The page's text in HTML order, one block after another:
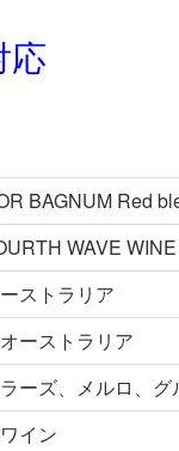
応
BAGNUM Red
WAVE WINE
ストラリア
ーストラリア
ーズ、メルロ、
イン